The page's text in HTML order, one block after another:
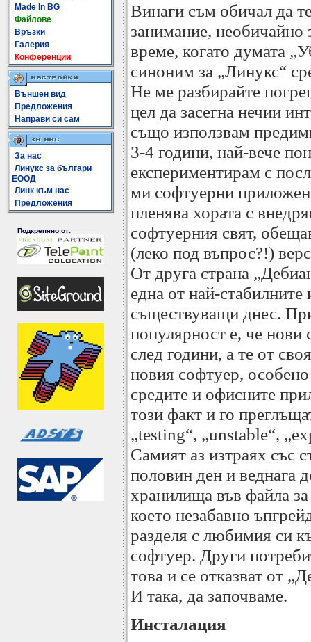
Made In BG
Файлове
Връзки
Галерия
Конференции
Външен вид
Предложения
Направи си сам
За нас
Линукс за българи
ЕООД
Линк към нас
Предложения
Подкрепяно от:
Винаги съм обичал да
занимание,
време, когато думата
синоним за „Линукс“
Не ме разбирайте
цел да засегна нечии
също използвам
3-4 години, най-вече
експериментирам с
ми софтуерни
пленява хората с
софтуерния свят,
(леко под въпрос?!)
От друга страна
една от най-
съществуващи днес.
популярност е, че нови
след години, а те от
новия софтуер, особено
средите и офисните
този факт и го
„testing“, „unstable“,
Самият аз изтраях със
половин ден и веднага
хранилища във файла
което незабавно
разделя с любимия си
софтуер. Други
това и се отказват от
И така, да започваме.
Инсталация